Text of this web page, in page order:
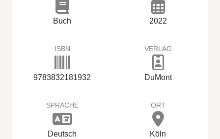
Buch 2022
ISBN
9783832181932
VERLAG
DuMont
SPRACHE
Deutsch
ORT
Köln